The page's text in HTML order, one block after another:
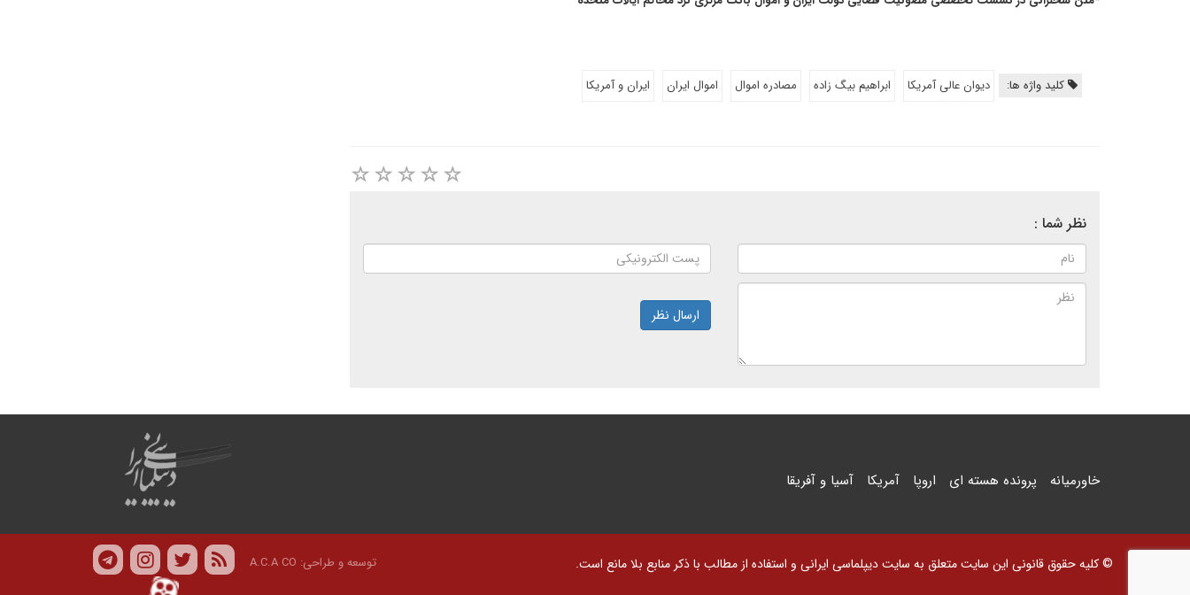
کلید واژه ها: دیوان عالی آمریکا ابراهیم بیگ زاده مصادره اموال اموال ایران ایران و آمریکا
نظر شما :
ارسال نظر
خاورمیانه پرونده هسته ای اروپا آمریکا آسیا و آفریقا
© کلیه حقوق قانونی این سایت متعلق به سایت دیپلماسی ایرانی و استفاده از مطالب با ذکر منابع بلا مانع است. توسعه و طراحی: A.C.A CO